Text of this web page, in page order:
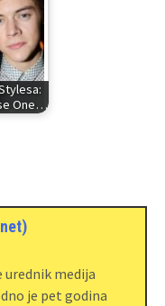
One…
urednik medija
je pet godina